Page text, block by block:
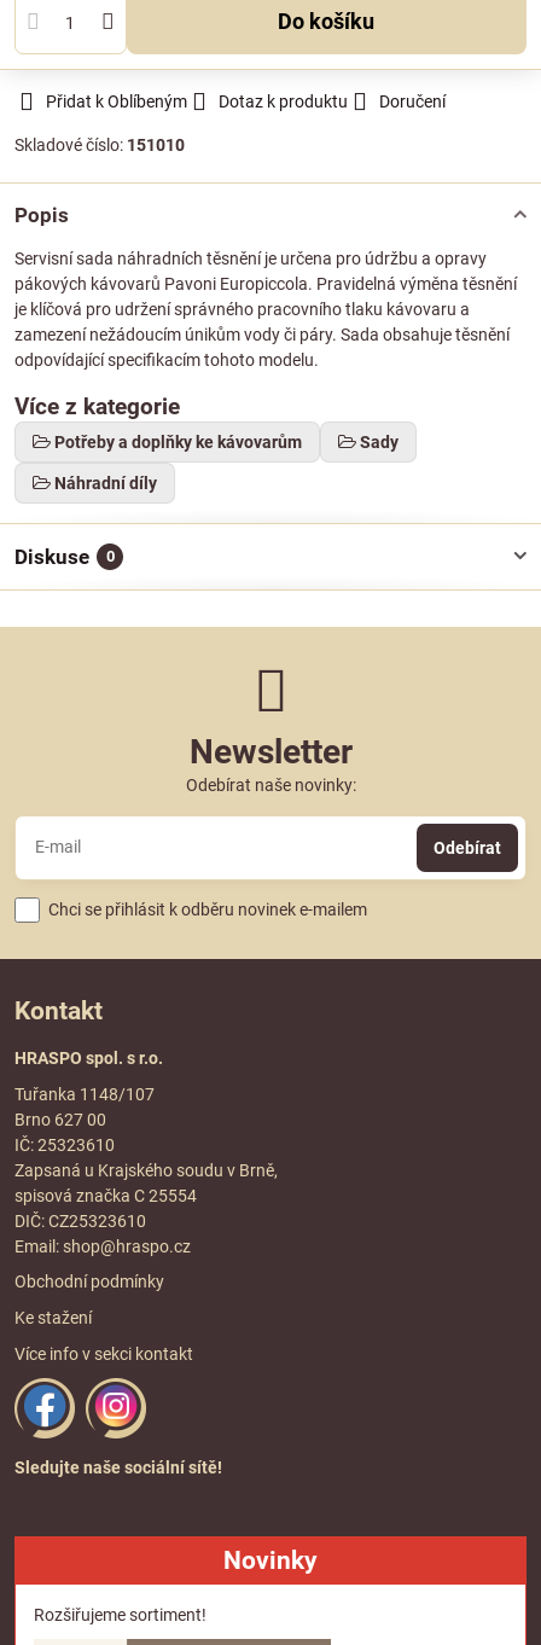
Do košíku
Přidat k Oblíbeným Dotaz k produktu Doručení
Skladové číslo: 151010
Popis
Servisní sada náhradních těsnění je určena pro údržbu a opravy
pákových kávovarů Pavoni Europiccola. Pravidelná výměna těsnění
je klíčová pro udržení správného pracovního tlaku kávovaru a
zamezení nežádoucím únikům vody či páry. Sada obsahuje těsnění
odpovídající specifikacím tohoto modelu.
Více z kategorie
Potřeby a doplňky ke kávovarům Sady
Náhradní díly
Diskuse 0
Newsletter
Odebírat naše novinky:
Odebírat
Chci se přihlásit k odběru novinek e-mailem
Kontakt
HRASPO spol. s r.o.
Tuřanka 1148/107
Brno 627 00
IČ: 25323610
Zapsaná u Krajského soudu v Brně,
spisová značka C 25554
DIČ: CZ25323610
Email: shop@hraspo.cz
Obchodní podmínky
Ke stažení
Více info v sekci kontakt
Sledujte naše sociální sítě!
Novinky
Rozšiřujeme sortiment!